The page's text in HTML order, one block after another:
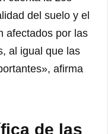
del suelo y el
afectados por las
al igual que las
afirma
de las